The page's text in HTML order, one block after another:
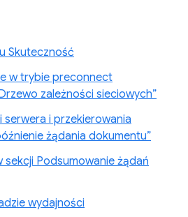
Skuteczność
w trybie preconnect
zależności sieciowych”
i przekierowania
żądania dokumentu”
sekcji Podsumowanie żądań
wydajności